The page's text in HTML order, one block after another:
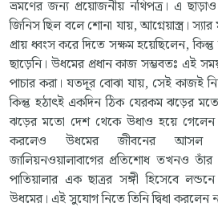
ভ্রমণের জন্য প্রয়োজনীয় নথিপত্র। এ
জিনিস ছিল বলে শোনা যায়, আগ্নেয়াস্ত্র। স্যার
প্রায় ধ্বংস করে দিতে সক্ষম হয়েছিলেন, কিন্তু
ছাড়েনি। উধমের প্রধান কাজ সম্ভবতঃ এই
পাচার করা। যতদূর বোঝা যায়, সেই কাজই
কিন্তু হঠাৎই একদিন ঠিক যেরকম ঝড়ের
ঝড়ের মতো দেশ থেকে উধাও হয়ে
করলেও উধমের জীবনের আসল
জালিয়নওয়ালাবাগের প্রতিশোধ তখনও তাঁর
পাতিয়ালার এক ছাত্রর সঙ্গী হিসেবে
উধমের। এই সুযোগ নিতে তিনি দ্বিধা করলেন